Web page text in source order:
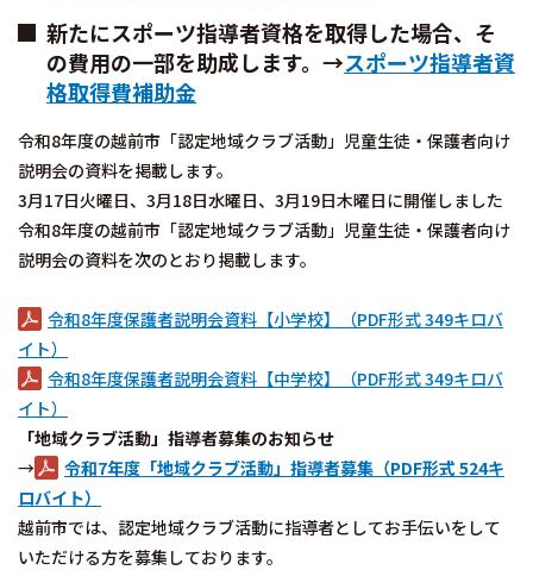
新たにスポーツ指導者資格を取得した場合、そ
の費用の一部を助成します。→スポーツ指導者資
格取得費補助金
令和8年度の越前市「認定地域クラブ活動」児童生徒・保護者向け
説明会の資料を掲載します。
3月17日火曜日、3月18日水曜日、3月19日木曜日に開催しました
令和8年度の越前市「認定地域クラブ活動」児童生徒・保護者向け
説明会の資料を次のとおり掲載します。
令和8年度保護者説明会資料【小学校】（PDF形式 349キロバ
イト）
令和8年度保護者説明会資料【中学校】（PDF形式 349キロバ
イト）
「地域クラブ活動」指導者募集のお知らせ
→
令和7年度「地域クラブ活動」指導者募集（PDF形式 524キ
ロバイト）
越前市では、認定地域クラブ活動に指導者としてお手伝いをして
いただける方を募集しております。